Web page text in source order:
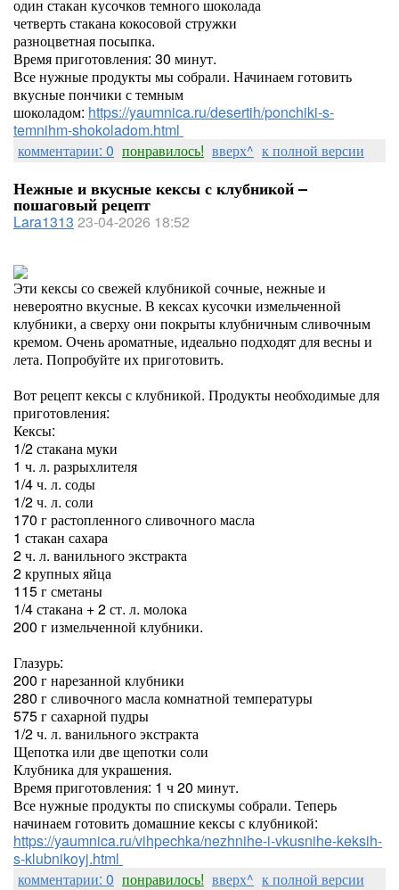
один стакан кусочков темного шоколада
четверть стакана кокосовой стружки
разноцветная посыпка.
Время приготовления: 30 минут.
Все нужные продукты мы собрали. Начинаем готовить
вкусные пончики с темным
шоколадом: https://yaumnica.ru/desertih/ponchiki-s-
temnihm-shokoladom.html
комментарии: 0 понравилось! вверх^ к полной версии
Нежные и вкусные кексы с клубникой –
пошаговый рецепт
Lara1313 23-04-2026 18:52
Эти кексы со свежей клубникой сочные, нежные и
невероятно вкусные. В кексах кусочки измельченной
клубники, а сверху они покрыты клубничным сливочным
кремом. Очень ароматные, идеально подходят для весны и
лета. Попробуйте их приготовить.
Вот рецепт кексы с клубникой. Продукты необходимые для
приготовления:
Кексы:
1/2 стакана муки
1 ч. л. разрыхлителя
1/4 ч. л. соды
1/2 ч. л. соли
170 г растопленного сливочного масла
1 стакан сахара
2 ч. л. ванильного экстракта
2 крупных яйца
115 г сметаны
1/4 стакана + 2 ст. л. молока
200 г измельченной клубники.
Глазурь:
200 г нарезанной клубники
280 г сливочного масла комнатной температуры
575 г сахарной пудры
1/2 ч. л. ванильного экстракта
Щепотка или две щепотки соли
Клубника для украшения.
Время приготовления: 1 ч 20 минут.
Все нужные продукты по спискумы собрали. Теперь
начинаем готовить домашние кексы с клубникой:
https://yaumnica.ru/vihpechka/nezhnihe-i-vkusnihe-keksih-
s-klubnikoyj.html
комментарии: 0 понравилось! вверх^ к полной версии